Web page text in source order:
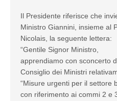
Il Presidente riferisce che
Ministro Giannini, insieme al
Nicolais, la seguente lettera:
“Gentile Signor Ministro,
apprendiamo con sconcerto
Consiglio dei Ministri
“Misure urgenti per il settore
con riferimento ai commi 2 e